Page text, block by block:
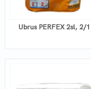
Ubrus PERFEX 2sl, 2/1